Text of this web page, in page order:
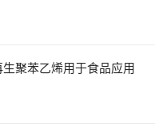
聚苯乙烯用于食品应用